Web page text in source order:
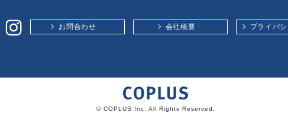
お問合わせ 会社概要 プライバ
© COPLUS Inc. All Rights Reserved.